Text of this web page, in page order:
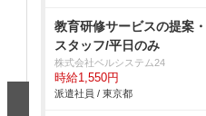
教育研修サービスの提案
スタッフ/平日のみ
株式会社ベルシステム24
時給1,550円
派遣社員 / 東京都